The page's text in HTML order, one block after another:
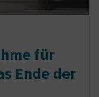
für
Ende der